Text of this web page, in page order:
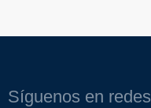
Síguenos en redes